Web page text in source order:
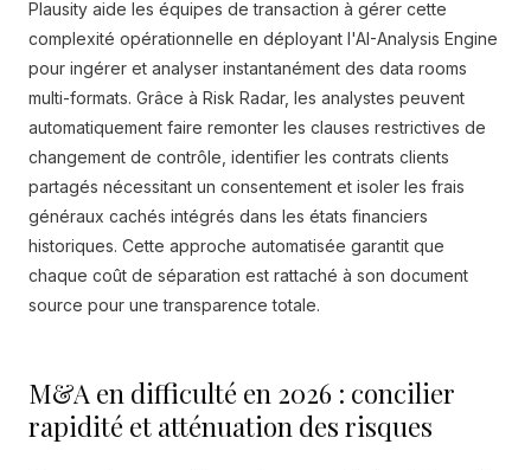
Plausity aide les équipes de transaction à gérer cette
complexité opérationnelle en déployant l'AI-Analysis Engine
pour ingérer et analyser instantanément des data rooms
multi-formats. Grâce à Risk Radar, les analystes peuvent
automatiquement faire remonter les clauses restrictives de
changement de contrôle, identifier les contrats clients
partagés nécessitant un consentement et isoler les frais
généraux cachés intégrés dans les états financiers
historiques. Cette approche automatisée garantit que
chaque coût de séparation est rattaché à son document
source pour une transparence totale.
M&A en difficulté en 2026 : concilier
rapidité et atténuation des risques